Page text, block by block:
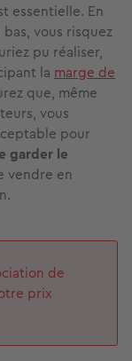
essentielle. En
vous risquez
pu réaliser,
la marge de
que, même
vous
pour
garder le
vendre en
de
prix